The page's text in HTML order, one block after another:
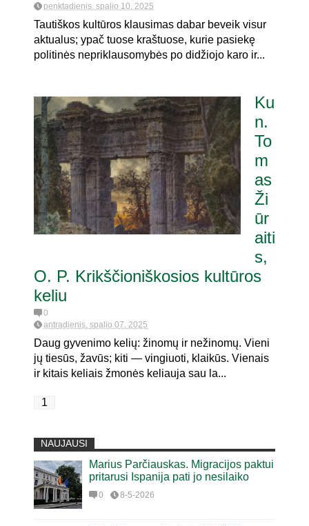
penktadienis, spalio 10, 2025
Tautiškos kultūros klausimas dabar beveik visur
aktualus; ypač tuose kraštuose, kurie pasiekę
politinės nepriklausomybės po didžiojo karo ir...
Ku
n.
To
m
as
Ži
ūr
aiti
s,
O. P. Krikščioniškosios kultūros
keliu
0
antradienis, spalio 07, 2025
Daug gyvenimo kelių: žinomų ir nežinomų. Vieni
jų tiesūs, žavūs; kiti — vingiuoti, klaikūs. Vienais
ir kitais keliais žmonės keliauja sau la...
1
NAUJAUSI
Marius Parčiauskas. Migracijos paktui
pritarusi Ispanija pati jo nesilaiko
0 8-5-2026